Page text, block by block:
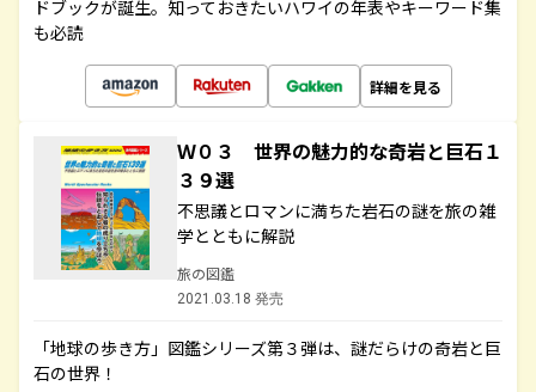
ドブックが誕生。知っておきたいハワイの年表やキーワード集
も必読
詳細を見る
Ｗ０３ 世界の魅力的な奇岩と巨石１
３９選
不思議とロマンに満ちた岩石の謎を旅の雑
学とともに解説
旅の図鑑
2021.03.18 発売
「地球の歩き方」図鑑シリーズ第３弾は、謎だらけの奇岩と巨
石の世界！